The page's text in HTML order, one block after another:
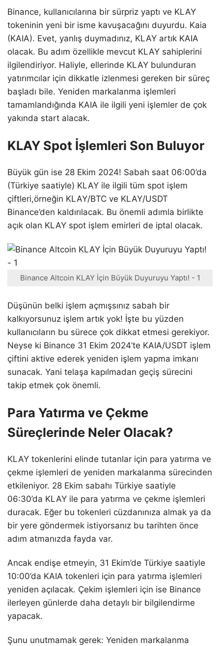
Binance, kullanıcılarına bir sürpriz yaptı ve KLAY
tokeninin yeni bir isme kavuşacağını duyurdu. Kaia
(KAIA). Evet, yanlış duymadınız, KLAY artık KAIA
olacak. Bu adım özellikle mevcut KLAY sahiplerini
ilgilendiriyor. Haliyle, ellerinde KLAY bulunduran
yatırımcılar için dikkatle izlenmesi gereken bir süreç
başladı bile. Yeniden markalanma işlemleri
tamamlandığında KAIA ile ilgili yeni işlemler de çok
yakında start alacak.
KLAY Spot İşlemleri Son Buluyor
Büyük gün ise 28 Ekim 2024! Sabah saat 06:00’da
(Türkiye saatiyle) KLAY ile ilgili tüm spot işlem
çiftleri,örneğin KLAY/BTC ve KLAY/USDT
Binance’den kaldırılacak. Bu önemli adımla birlikte
açık olan KLAY spot işlem emirleri de iptal olacak.
Binance Altcoin KLAY İçin Büyük Duyuruyu Yaptı! - 1
Düşünün belki işlem açmışsınız sabah bir
kalkıyorsunuz işlem artık yok! İşte bu yüzden
kullanıcıların bu sürece çok dikkat etmesi gerekiyor.
Neyse ki Binance 31 Ekim 2024’te KAIA/USDT işlem
çiftini aktive ederek yeniden işlem yapma imkanı
sunacak. Yani telaşa kapılmadan geçiş sürecini
takip etmek çok önemli.
Para Yatırma ve Çekme
Süreçlerinde Neler Olacak?
KLAY tokenlerini elinde tutanlar için para yatırma ve
çekme işlemleri de yeniden markalanma sürecinden
etkileniyor. 28 Ekim sabahı Türkiye saatiyle
06:30’da KLAY ile para yatırma ve çekme işlemleri
duracak. Eğer bu tokenleri cüzdanınıza almak ya da
bir yere göndermek istiyorsanız bu tarihten önce
adım atmanızda fayda var.
Ancak endişe etmeyin, 31 Ekim’de Türkiye saatiyle
10:00’da KAIA tokenleri için para yatırma işlemleri
yeniden açılacak. Çekim işlemleri için ise Binance
ilerleyen günlerde daha detaylı bir bilgilendirme
yapacak.
Şunu unutmamak gerek: Yeniden markalanma